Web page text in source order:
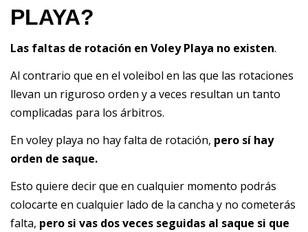
PLAYA?
Las faltas de rotación en Voley Playa no existen.
Al contrario que en el voleibol en las que las rotaciones
llevan un riguroso orden y a veces resultan un tanto
complicadas para los árbitros.
En voley playa no hay falta de rotación, pero sí hay
orden de saque.
Esto quiere decir que en cualquier momento podrás
colocarte en cualquier lado de la cancha y no cometerás
falta, pero si vas dos veces seguidas al saque si que